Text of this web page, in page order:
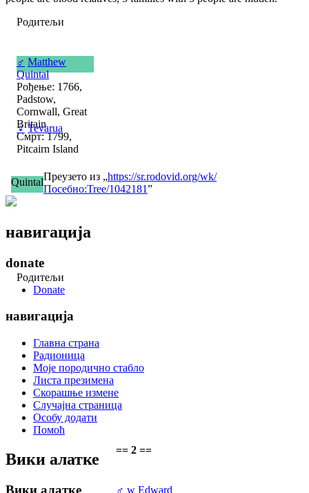
Родитељи
♂ Matthew
Quintal
Рођење: 1766,
Padstow,
Cornwall, Great
Britain
Смрт: 1799,
Pitcairn Island
♀ Tevarua
Родитељи
== 2 ==
♂ w Edward
QuintalПреузето из „https://sr.rodovid.org/wk/
Посебно:Tree/1042181”
навигација
donate
Donate
навигација
Главна страна
Радионица
Моје породично стабло
Листа презимена
Скорашње измене
Случајна страница
Особу додати
Помоћ
Вики алатке
Вики алатке